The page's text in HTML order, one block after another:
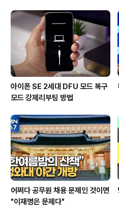
아이폰 SE 2세대 DFU 모드 복구
모드 강제리부팅 방법
어쩌다 공무원 채용 문제인 것이면
"이재명은 문제다"